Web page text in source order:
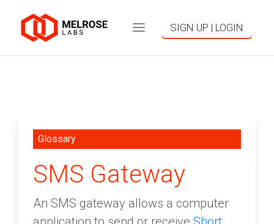
SIGN UP | LOGIN
Glossary
SMS Gateway
An SMS gateway allows a computer